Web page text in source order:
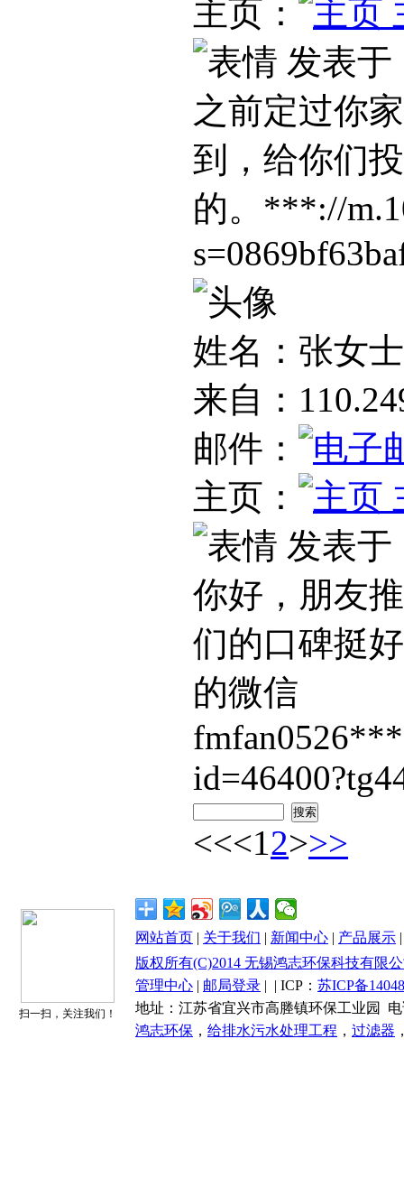
主页：
发表于
之前定过你
到，给你们
的。***://
姓名：张女士
来自：
邮件：
主页：
发表于
你好，朋友
们的口碑挺
的微信
<<<12>>>
扫一扫，关注我们！
网站首页 | 关于我们 | 新闻中心 | 产品展示
版权所有(C)2014 无锡鸿志环保科技有限公
管理中心 | 邮局登录 | | ICP： 苏ICP备
地址：江苏省宜兴市高塍镇环保工业园 电
鸿志环保 ， 给排水污水处理工程 ， 过滤器